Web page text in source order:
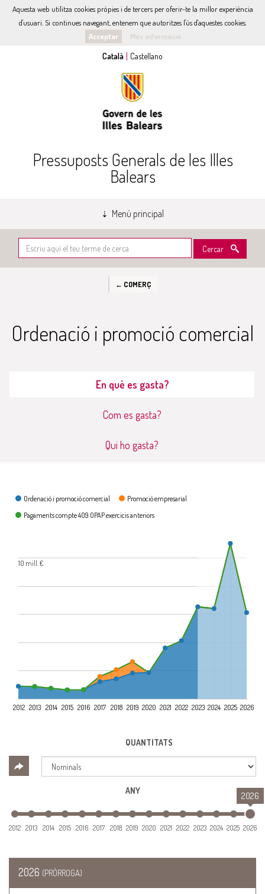
Aquesta web utilitza cookies pròpies i de tercers per oferir-te la millor experiència
d'usuari. Si continues navegant, entenem que autoritzes l'ús d'aquestes cookies.
Acceptar
Més informació
Pressuposts Generals de les Illes
Balears
Menú principal
Cercar
← COMERÇ
Ordenació i promoció comercial
En què es gasta?
Com es gasta?
Qui ho gasta?
En què es gasta?
Ordenació i promoció comercial
Promoció empresarial
Pagaments compte 409 OPAP exercicis anteriors
2012 2013 2014 2015 2016 2017 2018 2019 2020 2021 2022 2023 2024 2025 2026
10 mill. €
QUANTITATS
ANY 2026
2012 2013 2014 2015 2016 2017 2018 2019 2020 2021 2022 2023 2024 2025 2026
2026 (PRÒRROGA)